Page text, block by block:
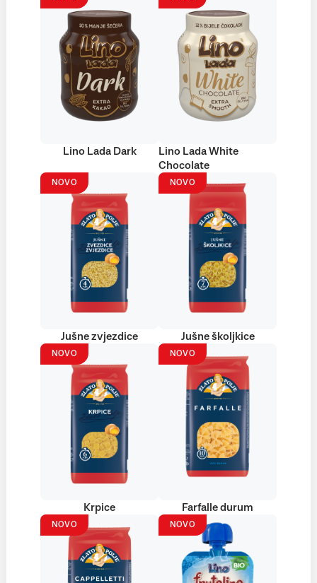
Lino Lada Dark
Lino Lada White
Chocolate
NOVO
Jušne zvjezdice
NOVO
Jušne školjkice
NOVO
Krpice
NOVO
Farfalle durum
NOVO NOVO